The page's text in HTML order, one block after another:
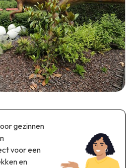
kunstwerken
& -tuinen
VOOR
ZOMER
DE GIDS
gezinnen
voor een
en